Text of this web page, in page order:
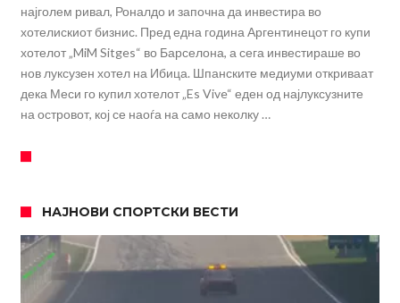
најголем ривал, Роналдо и започна да инвестира во
хотелискиот бизнис. Пред една година Аргентинецот го купи
хотелот „MiM Sitges“ во Барселона, а сега инвестираше во
нов луксузен хотел на Ибица. Шпанските медиуми откриваат
дека Меси го купил хотелот „Es Vive“ еден од најлуксузните
на островот, кој се наоѓа на само неколку …
НАЈНОВИ СПОРТСКИ ВЕСТИ